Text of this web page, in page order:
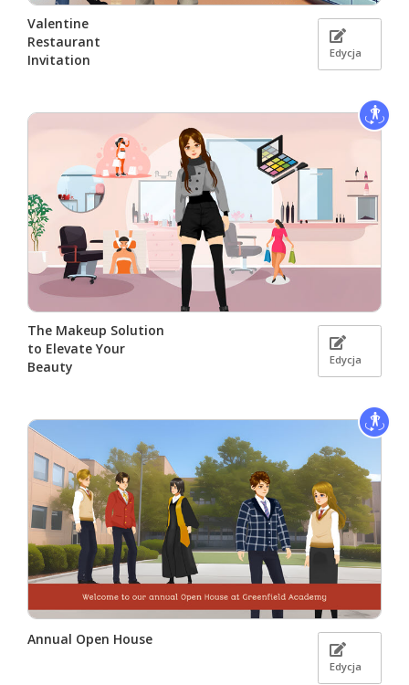
Valentine
Restaurant
Invitation
Edycja
The Makeup Solution
to Elevate Your
Beauty
Edycja
Annual Open House
Edycja